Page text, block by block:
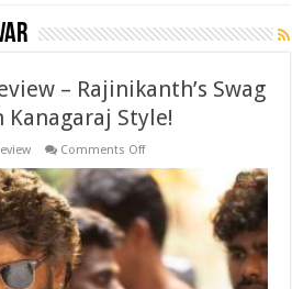
– Rajinikanth’s Swag
Kanagaraj Style!
Comments Offon
🎬
Coolie
Movie
Review
–
Rajinikanth’s
Swag
Returns